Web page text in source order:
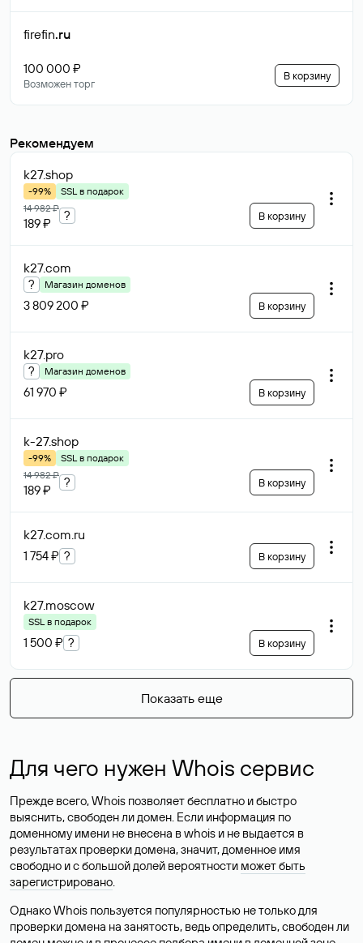
firefin.ru
100 000 ₽
Возможен торг
В корзину
Рекомендуем
k27.shop
-99%
SSL в подарок
14 982 ₽
189 ₽
? В корзину
k27.com
? Магазин доменов
3 809 200 ₽ В корзину
k27.pro
? Магазин доменов
61 970 ₽ В корзину
k-27.shop
-99%
SSL в подарок
14 982 ₽
189 ₽
? В корзину
k27.com.ru
1 754 ₽ ? В корзину
k27.moscow
SSL в подарок
1 500 ₽ ? В корзину
Показать еще
Для чего нужен Whois сервис
Прежде всего, Whois позволяет бесплатно и быстро
выяснить, свободен ли домен. Если информация по
доменному имени не внесена в whois и не выдается в
результатах проверки домена, значит, доменное имя
свободно и с большой долей вероятности может быть
зарегистрировано.
Однако Whois пользуется популярностью не только для
проверки домена на занятость, ведь определить, свободен ли